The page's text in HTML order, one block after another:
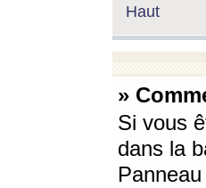
Haut
»
Si vous
dans la